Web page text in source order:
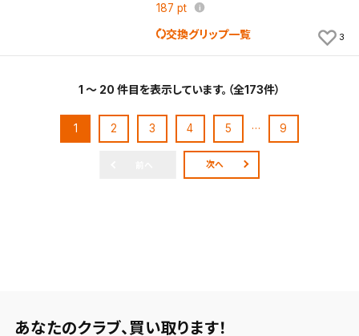
187 pt
交換グリップ一覧 3
1 ～ 20 件目を表示しています。（全173件）
1 2 3 4 5 … 9
次へ
あなたのクラブ、 買い取ります！